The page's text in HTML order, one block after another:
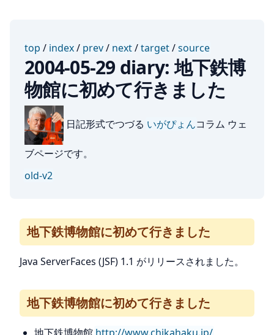
top / index/ prev/ next/target/source
2004-05-29 diary: 地下鉄博
物館に初めて行きました
日記形式でつづる いがぴょんコラム ウェ
ブページです。
old-v2
地下鉄博物館に初めて行きました
Java ServerFaces (JSF) 1.1 がリリースされました。
地下鉄博物館に初めて行きました